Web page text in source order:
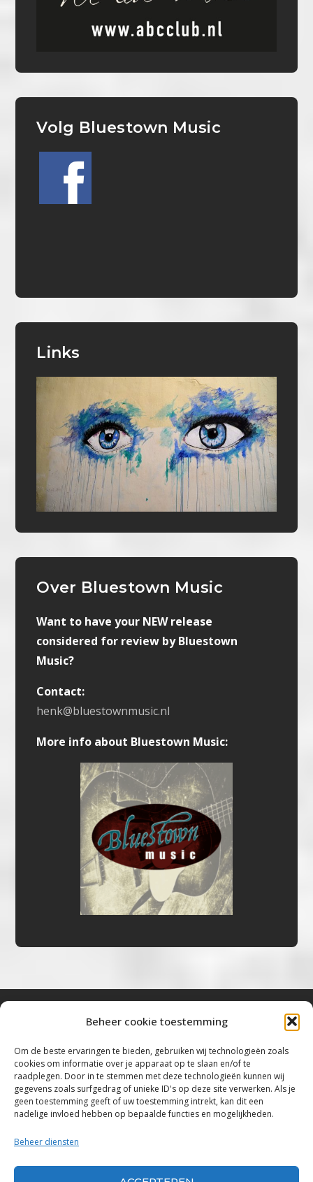
Beheer cookie toestemming
Om de beste ervaringen te bieden, gebruiken wij technologieën zoals
cookies om informatie over je apparaat op te slaan en/of te
raadplegen. Door in te stemmen met deze technologieën kunnen wij
gegevens zoals surfgedrag of unieke ID's op deze site verwerken. Als je
geen toestemming geeft of uw toestemming intrekt, kan dit een
nadelige invloed hebben op bepaalde functies en mogelijkheden.
Beheer diensten
Volg Bluestown Music
Links
Over Bluestown Music
Want to have your NEW release
considered for review by Bluestown
Music?
Contact:
henk@bluestownmusic.nl
More info about Bluestown Music:
“Voor de mooiste Blues, Rock, Roots &
Americana”
Copyright 2019 – 2026 Bluestown Music – All